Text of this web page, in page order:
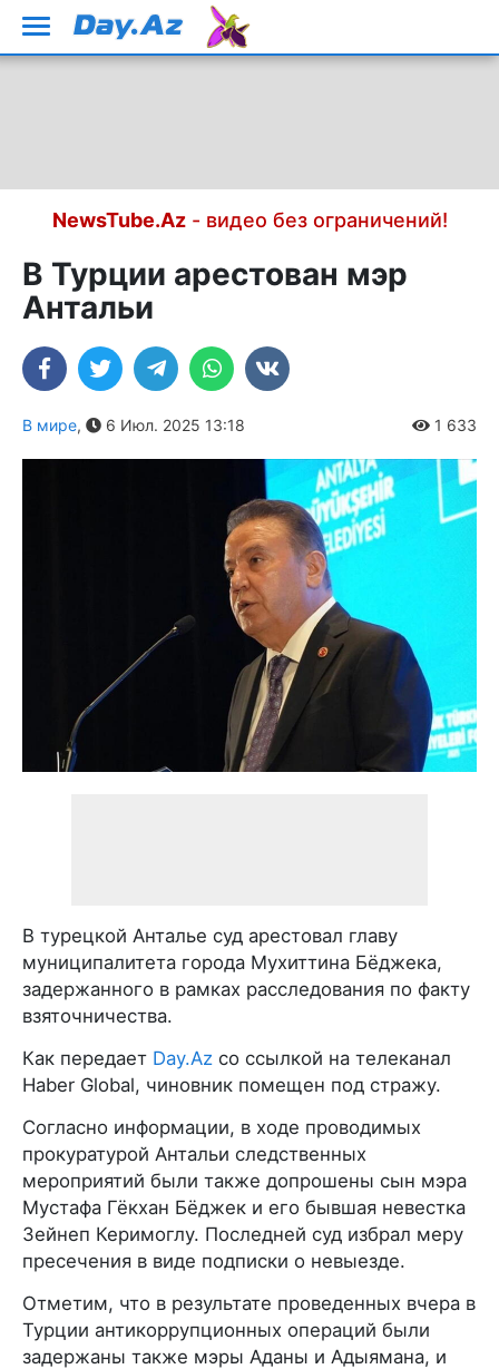
NewsTube.Az- видео без ограничений!
В Турции арестован мэр
Антальи
В мире, 6 Июл. 2025 13:18 1 633
В турецкой Анталье суд арестовал главу
муниципалитета города Мухиттина Бёджека,
задержанного в рамках расследования по факту
взяточничества.
Как передает Day.Az со ссылкой на телеканал
Haber Global, чиновник помещен под стражу.
Согласно информации, в ходе проводимых
прокуратурой Антальи следственных
мероприятий были также допрошены сын мэра
Мустафа Гёкхан Бёджек и его бывшая невестка
Зейнеп Керимоглу. Последней суд избрал меру
пресечения в виде подписки о невыезде.
Отметим, что в результате проведенных вчера в
Турции антикоррупционных операций были
задержаны также мэры Аданы и Адыямана, и